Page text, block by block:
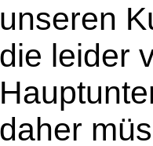
unseren
die leider
daher